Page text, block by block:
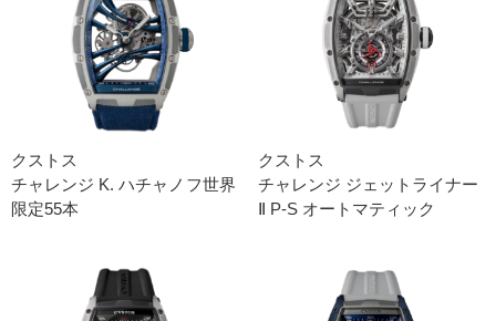
クストス
チャレンジ K. ハチャノフ世界
限定55本
クストス
チャレンジ ジェットライナー
Ⅱ P-S オートマティック